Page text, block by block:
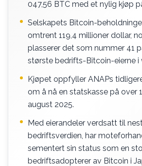
047,56 BTC med et nylig kjøp
Selskapets Bitcoin-
omtrent 119,4 millioner dollar,
plasserer det som nummer 41
største bedrifts-Bitcoin-eierne i
Kjøpet oppfyller ANAPs
om å nå en statskasse på over
august 2025.
Med eierandeler verdsatt til
bedriftsverdien, har
sementert sin status som en
bedriftsadopterer av Bitcoin i